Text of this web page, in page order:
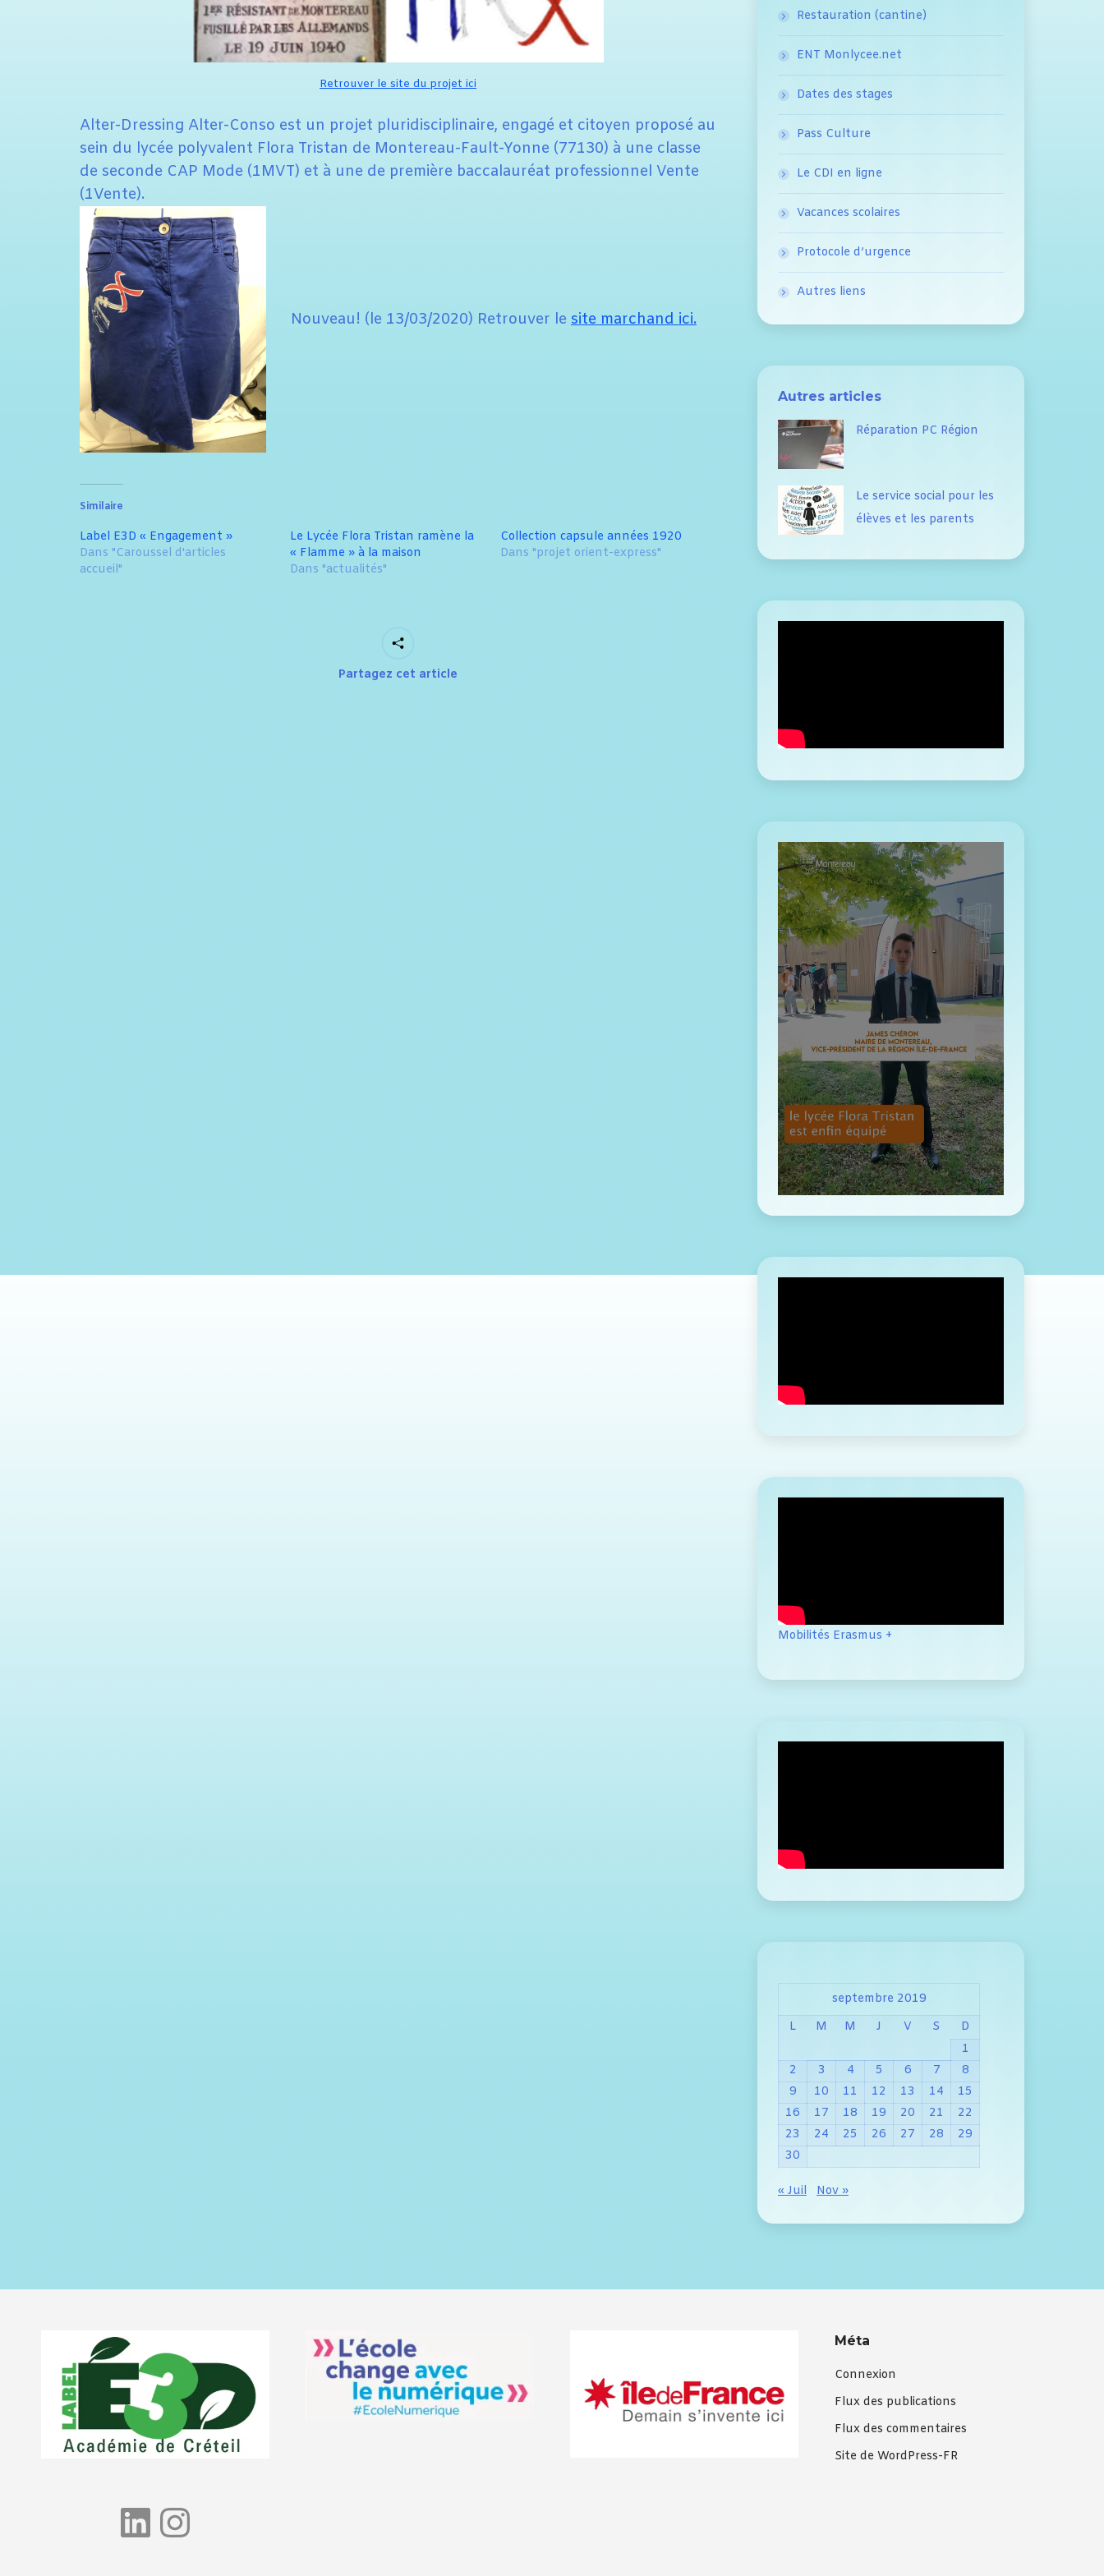
Retrouver le site du projet ici
Alter-Dressing Alter-Conso est un projet pluridisciplinaire, engagé et citoyen proposé au
sein du lycée polyvalent Flora Tristan de Montereau-Fault-Yonne (77130) à une classe
de seconde CAP Mode (1MVT) et à une de première baccalauréat professionnel Vente
(1Vente).
Nouveau! (le 13/03/2020) Retrouver le site marchand ici.
Similaire
Label E3D « Engagement »
Dans "Caroussel d'articles
accueil"
Le Lycée Flora Tristan ramène la
« Flamme » à la maison
Dans "actualités"
Collection capsule années 1920
Dans "projet orient-express"
Partagez cet article
Restauration (cantine)
ENT Monlycee.net
Dates des stages
Pass Culture
Le CDI en ligne
Vacances scolaires
Protocole d’urgence
Autres liens
Autres articles
Réparation PC Région
Le service social pour les
élèves et les parents
Mobilités Erasmus +
septembre 2019
L
M M J V S
D
1
2
3 4 5 6 7
8
9
10 11 12 13 14
15
16
17 18 19 20 21
22
23
24 25 26 27 28
29
30
« Juil Nov »
Méta
Connexion
Flux des publications
Flux des commentaires
Site de WordPress-FR
LinkedIn
Instagram